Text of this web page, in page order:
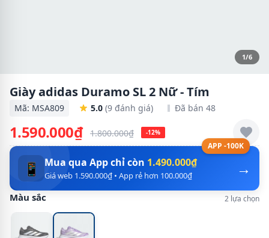
1/6
Giày adidas Duramo SL 2 Nữ - Tím
Mã: MSA809 5.0 (9 đánh giá) Đã bán 48
1.590.000₫ 1.800.000₫ -12%
APP -100K
→
📱 Mua qua App chỉ còn 1.490.000₫
Giá web 1.590.000₫ • App rẻ hơn 100.000₫
Màu sắc 2 lựa chọn